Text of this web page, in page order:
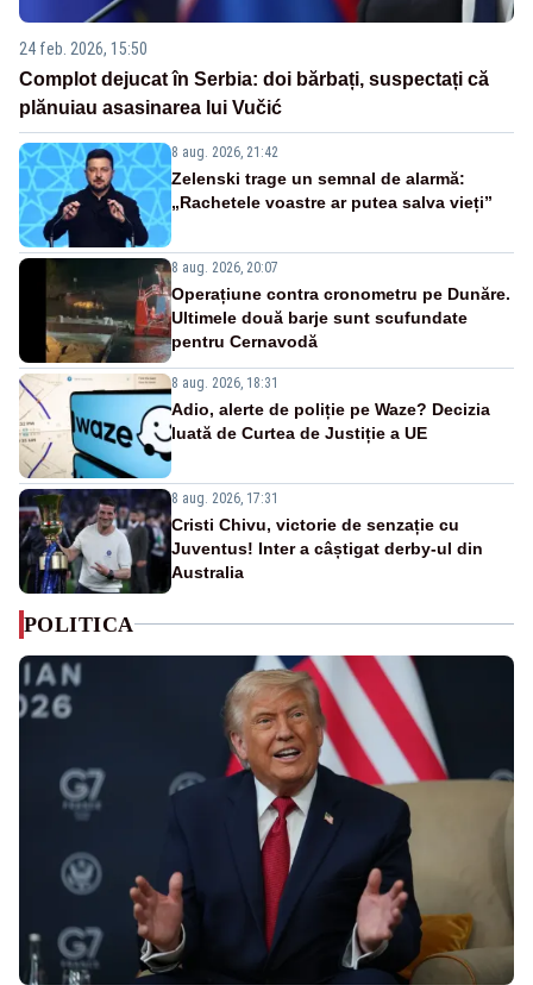
24 feb. 2026, 15:50
Complot dejucat în Serbia: doi bărbați, suspectați că
plănuiau asasinarea lui Vučić
8 aug. 2026, 21:42
Zelenski trage un semnal de alarmă:
„Rachetele voastre ar putea salva vieți”
8 aug. 2026, 20:07
Operațiune contra cronometru pe Dunăre.
Ultimele două barje sunt scufundate
pentru Cernavodă
8 aug. 2026, 18:31
Adio, alerte de poliție pe Waze? Decizia
luată de Curtea de Justiție a UE
8 aug. 2026, 17:31
Cristi Chivu, victorie de senzație cu
Juventus! Inter a câștigat derby-ul din
Australia
POLITICA